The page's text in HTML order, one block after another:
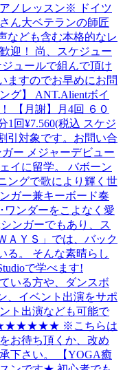
ノレッスン※ ドイツ
ん大ベテランの師匠
なども含む本格的なレ
迎！ 尚、スケジュー
ュールで組んで頂け
ますのでお早めにお問
グ】 ANT.Alientボイ
【月謝】月4回 ６０
1回¥7.560(税込 スケジ
引対象です。お問い合
ー メジャーデビュー
イに留学。 バボーン
ングで歌により輝く世
ガー兼キーボード奏
ワンダーをこよなく愛
ンガーでもあり、ス
ＡＹＳ」では、バック
る。 そんな素晴らし
で学べます!
る方や、ダンスボ
、イベント出演をサポ
ト出演なども可能で
★★★★★★ ※こちらは
お待ち頂くか、改め
下さい。 【YOGA癒